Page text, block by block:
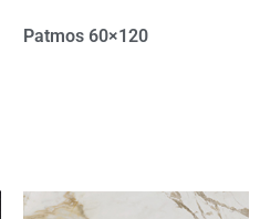
Patmos 60×120